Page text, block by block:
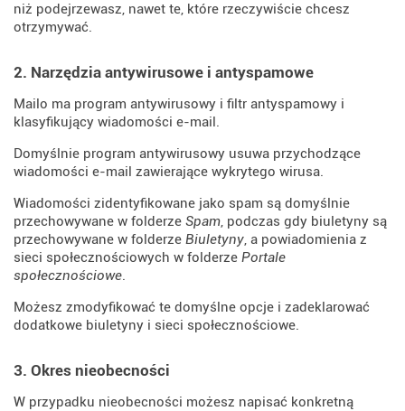
niż podejrzewasz, nawet te, które rzeczywiście chcesz
otrzymywać.
2. Narzędzia antywirusowe i antyspamowe
Mailo ma program antywirusowy i filtr antyspamowy i
klasyfikujący wiadomości e-mail.
Domyślnie program antywirusowy usuwa przychodzące
wiadomości e-mail zawierające wykrytego wirusa.
Wiadomości zidentyfikowane jako spam są domyślnie
przechowywane w folderze Spam, podczas gdy biuletyny są
przechowywane w folderze Biuletyny, a powiadomienia z
sieci społecznościowych w folderze Portale
społecznościowe.
Możesz zmodyfikować te domyślne opcje i zadeklarować
dodatkowe biuletyny i sieci społecznościowe.
3. Okres nieobecności
W przypadku nieobecności możesz napisać konkretną